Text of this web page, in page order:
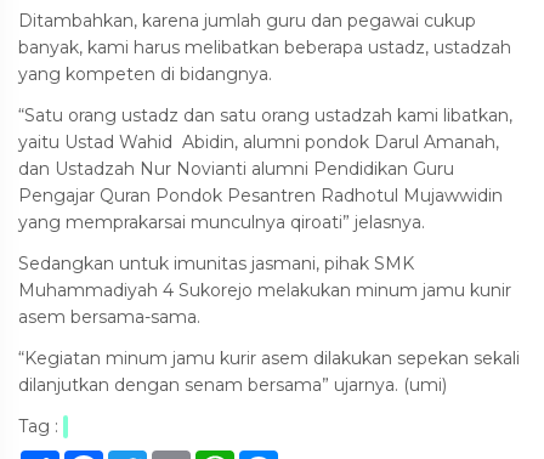
Ditambahkan, karena jumlah guru dan pegawai cukup
banyak, kami harus melibatkan beberapa ustadz, ustadzah
yang kompeten di bidangnya.
“Satu orang ustadz dan satu orang ustadzah kami libatkan,
yaitu Ustad Wahid Abidin, alumni pondok Darul Amanah,
dan Ustadzah Nur Novianti alumni Pendidikan Guru
Pengajar Quran Pondok Pesantren Radhotul Mujawwidin
yang memprakarsai munculnya qiroati” jelasnya.
Sedangkan untuk imunitas jasmani, pihak SMK
Muhammadiyah 4 Sukorejo melakukan minum jamu kunir
asem bersama-sama.
“Kegiatan minum jamu kurir asem dilakukan sepekan sekali
dilanjutkan dengan senam bersama” ujarnya. (umi)
Tag :